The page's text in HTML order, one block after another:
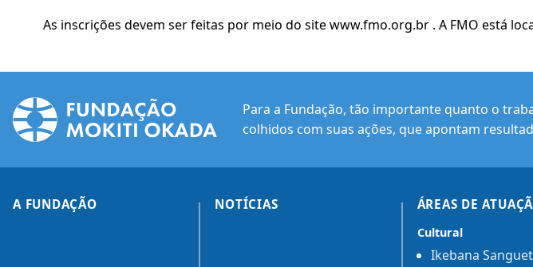
As inscrições devem ser feitas por meio do sitewww.fmo.org.br . A FMO está
Para a Fundação, tão importante quanto o
colhidos com suas ações, que apontam
A FUNDAÇÃO NOTÍCIAS ÁREAS DE
Cultural
Ikebana